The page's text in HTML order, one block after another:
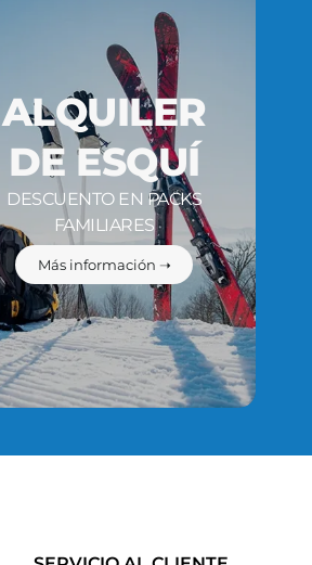
ALQUILER
DE ESQUÍ
DESCUENTO EN PACKS
FAMILIARES
Más información ➝